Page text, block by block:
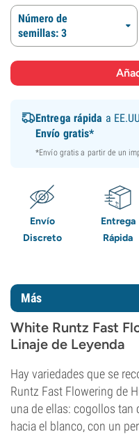
Número de
semillas: 3
Entrega rápida a
Envío gratis*
*Envío gratis a partir de un
Envío
Discreto
Entrega
Rápida
Más
White Runtz Fast
Linaje de Leyenda
Hay variedades que se
Runtz Fast Flowering de
una de ellas: cogollos
hacia el blanco, con un